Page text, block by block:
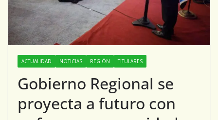
ACTUALIDAD NOTICIAS REGIÓN TITULARES
Gobierno Regional se
proyecta a futuro con